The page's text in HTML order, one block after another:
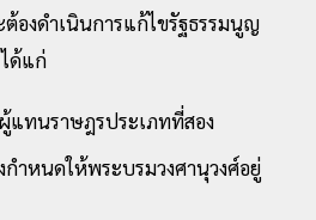
องดำเนินการแก้ไขรัฐธรรมนูญ
ด้แก่
แทนราษฎรประเภทที่สอง
ำหนดให้พระบรมวงศานุวงศ์อยู่